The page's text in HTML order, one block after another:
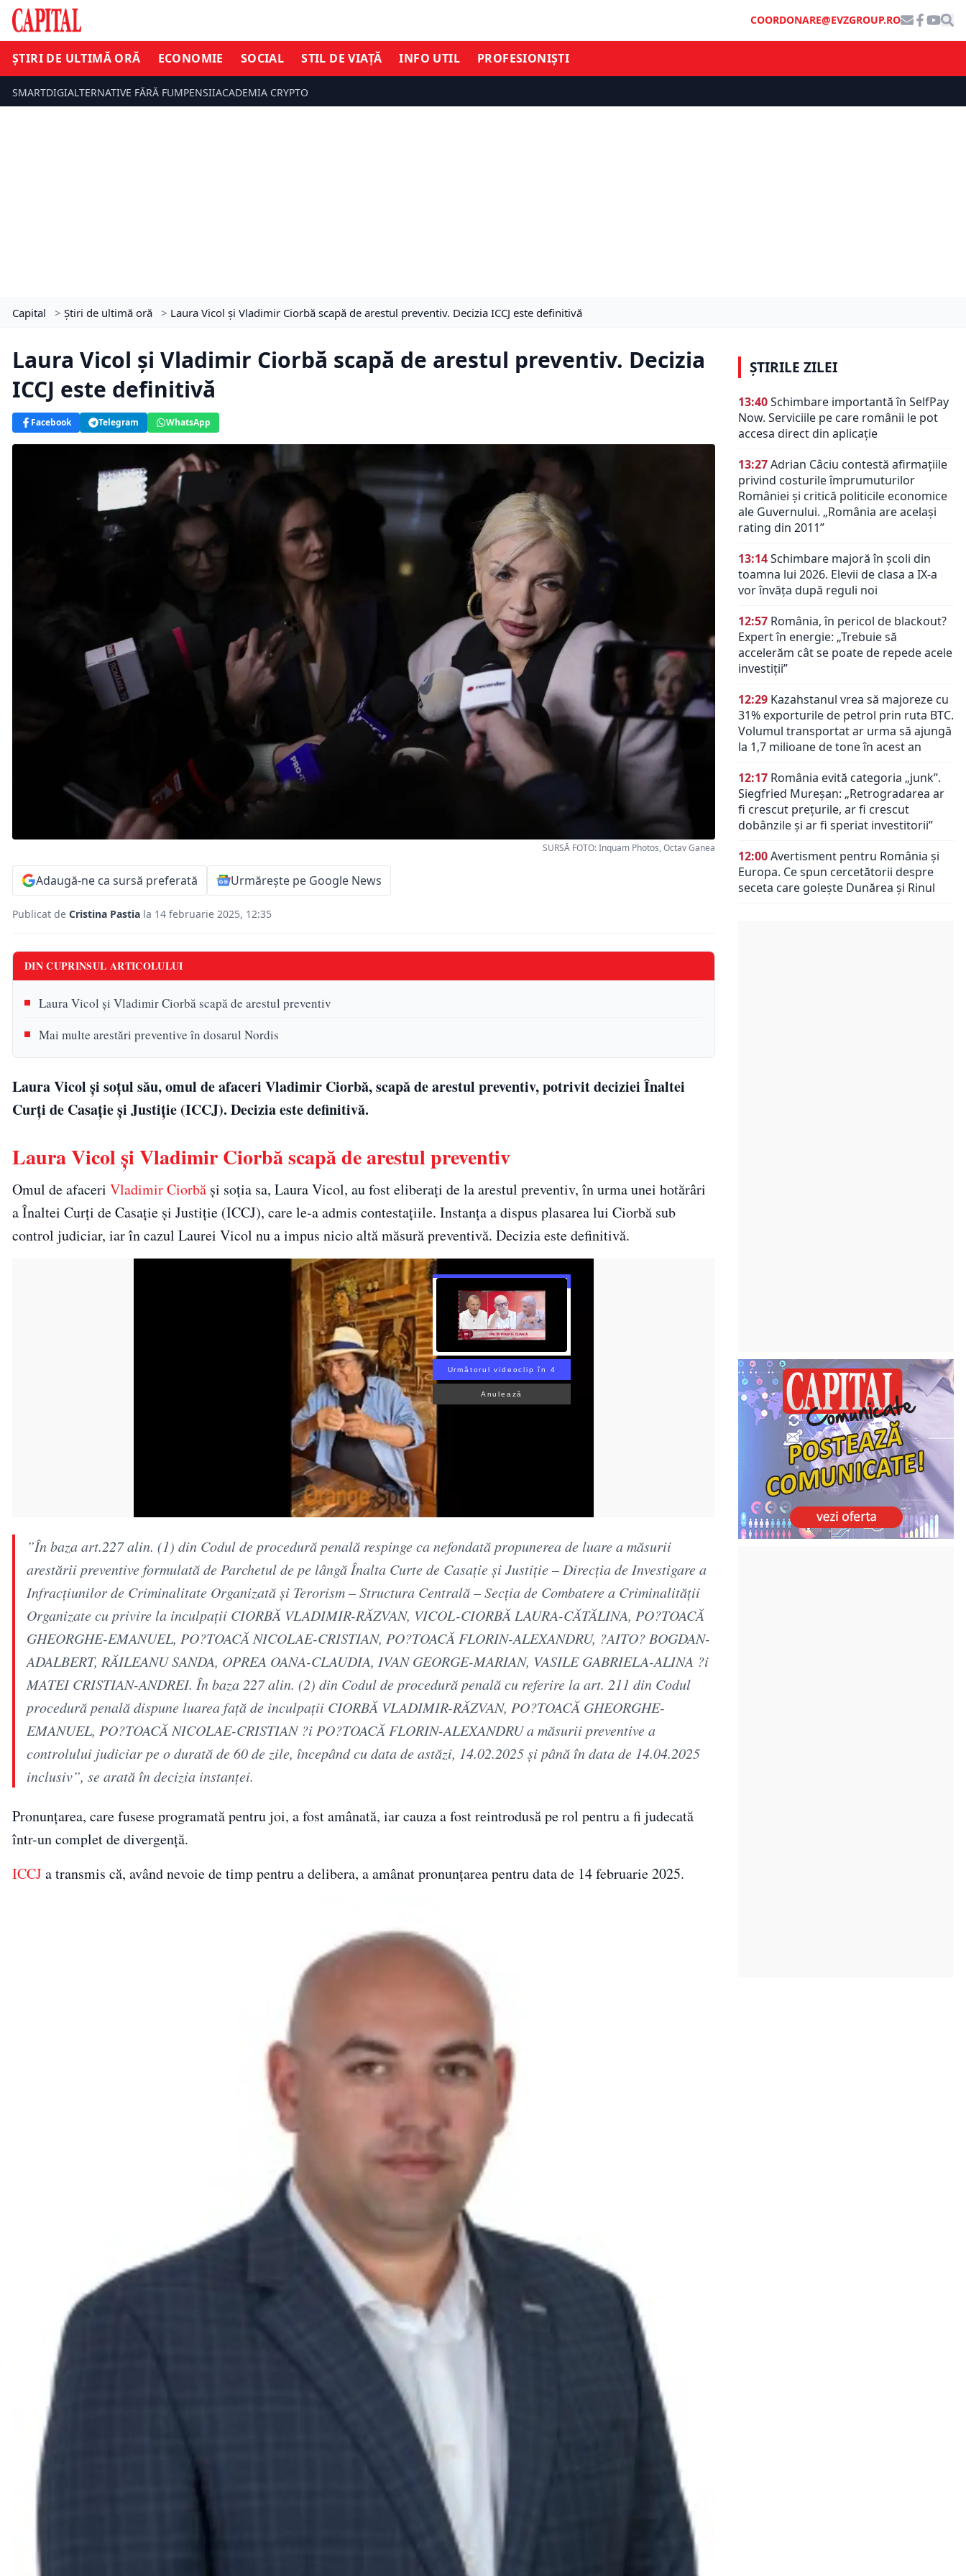
COORDONARE@EVZGROUP.RO
ȘTIRI DE ULTIMĂ ORĂ ECONOMIE SOCIAL STIL DE VIAȚĂ INFO UTIL PROFESIONIȘTI
SMARTDIGIALTERNATIVE FĂRĂ FUMPENSIIACADEMIA CRYPTO
Capital > Știri de ultimă oră > Laura Vicol și Vladimir Ciorbă scapă de arestul preventiv. Decizia ICCJ este definitivă
Laura Vicol și Vladimir Ciorbă scapă de arestul preventiv. Decizia
ICCJ este definitivă
Facebook Telegram WhatsApp
SURSĂ FOTO: Inquam Photos, Octav Ganea
Adaugă-ne ca sursă preferată Urmărește pe Google News
Publicat de Cristina Pastia la 14 februarie 2025, 12:35
DIN CUPRINSUL ARTICOLULUI
Laura Vicol și Vladimir Ciorbă scapă de arestul preventiv
Mai multe arestări preventive în dosarul Nordis
Laura Vicol și soțul său, omul de afaceri Vladimir Ciorbă, scapă de arestul preventiv, potrivit deciziei Înaltei
Curți de Casație și Justiție (ICCJ). Decizia este definitivă.
Laura Vicol și Vladimir Ciorbă scapă de arestul preventiv
Omul de afaceri Vladimir Ciorbă și soția sa, Laura Vicol, au fost eliberați de la arestul preventiv, în urma unei hotărâri
a Înaltei Curți de Casație și Justiție (ICCJ), care le-a admis contestațiile. Instanța a dispus plasarea lui Ciorbă sub
control judiciar, iar în cazul Laurei Vicol nu a impus nicio altă măsură preventivă. Decizia este definitivă.
Următorul videoclip în 3
Anulează
”În baza art.227 alin. (1) din Codul de procedură penală respinge ca nefondată propunerea de luare a măsurii
arestării preventive formulată de Parchetul de pe lângă Înalta Curte de Casaţie şi Justiţie – Direcţia de Investigare a
Infracţiunilor de Criminalitate Organizată şi Terorism – Structura Centrală – Secţia de Combatere a Criminalităţii
Organizate cu privire la inculpaţii CIORBĂ VLADIMIR-RĂZVAN, VICOL-CIORBĂ LAURA-CĂTĂLINA, PO?TOACĂ
GHEORGHE-EMANUEL, PO?TOACĂ NICOLAE-CRISTIAN, PO?TOACĂ FLORIN-ALEXANDRU, ?AITO? BOGDAN-
ADALBERT, RĂILEANU SANDA, OPREA OANA-CLAUDIA, IVAN GEORGE-MARIAN, VASILE GABRIELA-ALINA ?i
MATEI CRISTIAN-ANDREI. În baza 227 alin. (2) din Codul de procedură penală cu referire la art. 211 din Codul
procedură penală dispune luarea faţă de inculpaţii CIORBĂ VLADIMIR-RĂZVAN, PO?TOACĂ GHEORGHE-
EMANUEL, PO?TOACĂ NICOLAE-CRISTIAN ?i PO?TOACĂ FLORIN-ALEXANDRU a măsurii preventive a
controlului judiciar pe o durată de 60 de zile, începând cu data de astăzi, 14.02.2025 şi până în data de 14.04.2025
inclusiv”, se arată în decizia instanței.
Pronunțarea, care fusese programată pentru joi, a fost amânată, iar cauza a fost reintrodusă pe rol pentru a fi judecată
într-un complet de divergență.
ICCJa transmis că, având nevoie de timp pentru a delibera, a amânat pronunțarea pentru data de 14 februarie 2025.
ȘTIRILE ZILEI
13:40Schimbare importantă în SelfPay
Now. Serviciile pe care românii le pot
accesa direct din aplicație
13:27Adrian Câciu contestă afirmațiile
privind costurile împrumuturilor
României și critică politicile economice
ale Guvernului. „România are același
rating din 2011”
13:14Schimbare majoră în școli din
toamna lui 2026. Elevii de clasa a IX-a
vor învăța după reguli noi
12:57 România, în pericol de blackout?
Expert în energie: „Trebuie să
accelerăm cât se poate de repede acele
investiții”
12:29 Kazahstanul vrea să majoreze cu
31% exporturile de petrol prin ruta BTC.
Volumul transportat ar urma să ajungă
la 1,7 milioane de tone în acest an
12:17 România evită categoria „junk”.
Siegfried Mureșan: „Retrogradarea ar
fi crescut preţurile, ar fi crescut
dobânzile şi ar fi speriat investitorii”
12:00Avertisment pentru România și
Europa. Ce spun cercetătorii despre
seceta care golește Dunărea și Rinul